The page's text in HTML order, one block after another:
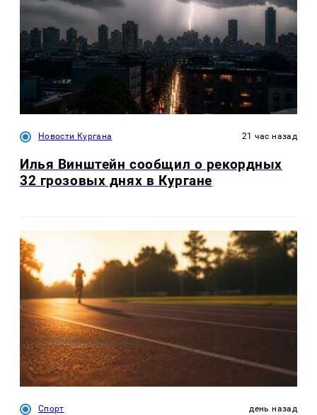
Новости Кургана 21 час назад
Илья Винштейн сообщил о рекордных
32 грозовых днях в Кургане
Спорт день назад